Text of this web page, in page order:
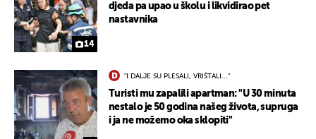
14
djeda pa upao u školu i likvidirao pet
nastavnika
"I DALJE SU PLESALI, VRIŠTALI..."
Turisti mu zapalili apartman: "U 30 minuta
nestalo je 50 godina našeg života, supruga
i ja ne možemo oka sklopiti"